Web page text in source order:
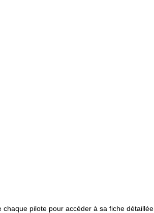
pilote pour accéder à sa fiche détaillée.